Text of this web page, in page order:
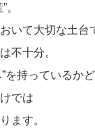
いて大切な土台
不十分。
を持っているかど
では
ます。